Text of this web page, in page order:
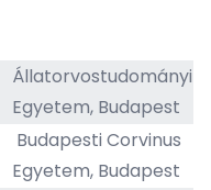
Állatorvostudományi
Egyetem, Budapest
Budapesti Corvinus
Egyetem, Budapest